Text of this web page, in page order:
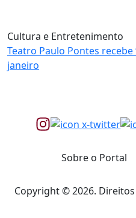
Cultura e Entretenimento
Teatro Paulo Pontes recebe
janeiro
Sobre o Portal
Copyright © 2026. Direitos